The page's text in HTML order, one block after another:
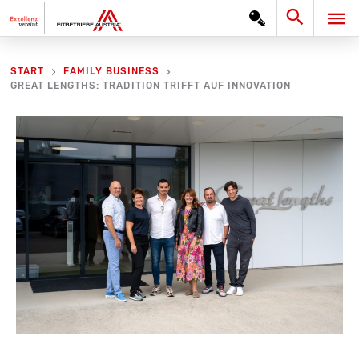
Inhalt
Search
START
FAMILY BUSINESS
GREAT LENGTHS: TRADITION TRIFFT AUF INNOVATION